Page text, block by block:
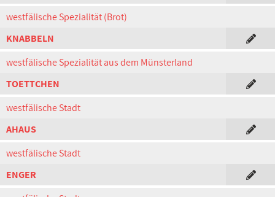
westfälische Spezialität (Brot)
KNABBELN
westfälische Spezialität aus dem Münsterland
TOETTCHEN
westfälische Stadt
AHAUS
westfälische Stadt
ENGER